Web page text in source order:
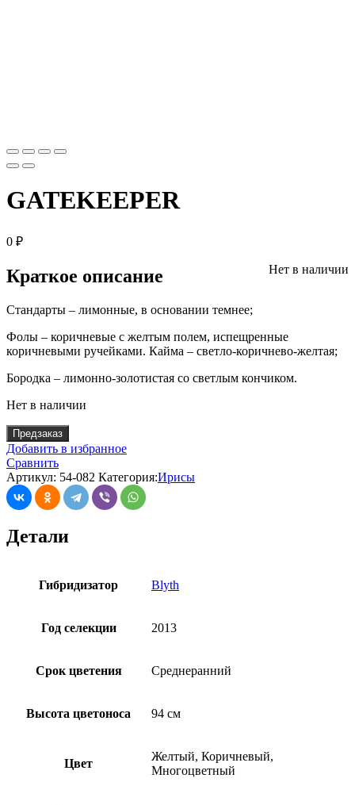
GATEKEEPER
0 ₽
Нет в наличии
Краткое описание
Стандарты – лимонные, в основании темнее;
Фолы – коричневые с желтым полем, испещренные
коричневыми ручейками. Кайма – светло-коричнево-желтая;
Бородка – лимонно-золотистая со светлым кончиком.
Нет в наличии
Предзаказ
Добавить в избранное
Сравнить
Артикул: 54-082 Категория:Ирисы
Детали
Гибридизатор Blyth
Год селекции 2013
Срок цветения Среднеранний
Высота цветоноса 94 см
Цвет
Желтый, Коричневый,
Многоцветный